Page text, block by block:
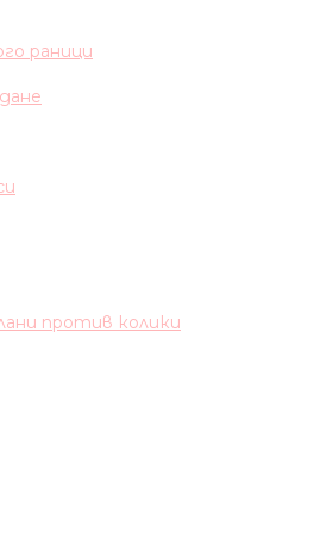
раници
против колики